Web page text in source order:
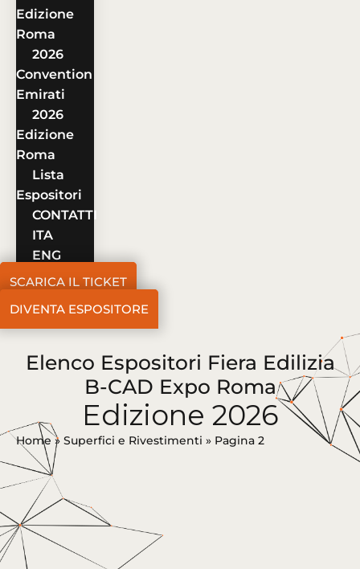
Edizione
Roma
2026
Convention
Emirati
2026
Edizione
Roma
Lista
Espositori
CONTATTI
ITA
ENG
SCARICA IL TICKET
DIVENTA ESPOSITORE
Elenco Espositori Fiera Edilizia
B-CAD Expo Roma
Edizione 2026
Home» Superfici e Rivestimenti » Pagina 2